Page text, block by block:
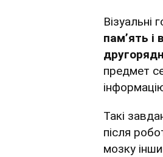
Візуальні
пам’ять і
предмет
Такі
після
мозку